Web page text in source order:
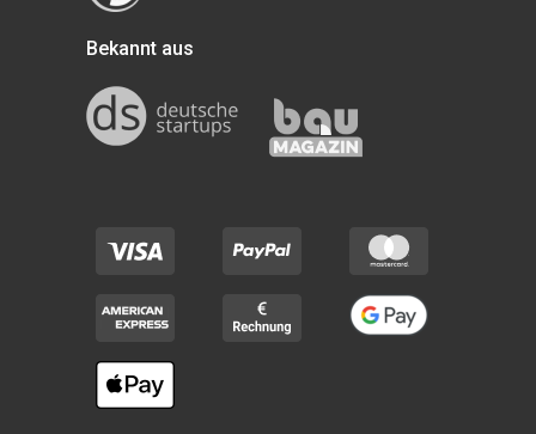
Bekannt aus